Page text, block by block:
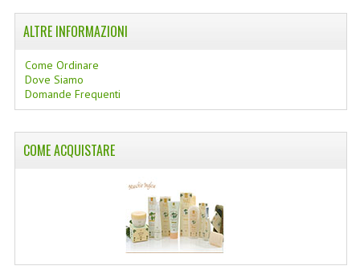
ALTRE INFORMAZIONI
Come Ordinare
Dove Siamo
Domande Frequenti
COME ACQUISTARE